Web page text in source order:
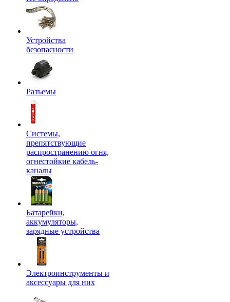
Устройства
безопасности
Разъемы
Системы,
препятствующие
распространению огня,
огнестойкие кабель-
каналы
Батарейки,
аккумуляторы,
зарядные устройства
Электроинструменты и
аксессуары для них